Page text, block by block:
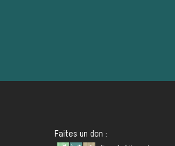
Faites un don :